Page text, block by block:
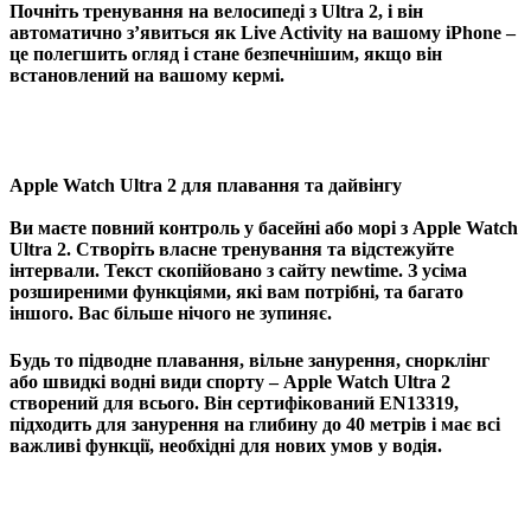
Почніть тренування на велосипеді з Ultra 2, і він
автоматично з’явиться як Live Activity на вашому iPhone –
це полегшить огляд і стане безпечнішим, якщо він
встановлений на вашому кермі.
Apple Watch Ultra 2 для плавання та дайвінгу
Ви маєте повний контроль у басейні або морі з Apple Watch
Ultra 2. Створіть власне тренування та відстежуйте
інтервали. Текст скопійовано з сайту newtime. З усіма
розширеними функціями, які вам потрібні, та багато
іншого. Вас більше нічого не зупиняє.
Будь то підводне плавання, вільне занурення, снорклінг
або швидкі водні види спорту – Apple Watch Ultra 2
створений для всього. Він сертифікований EN13319,
підходить для занурення на глибину до 40 метрів і має всі
важливі функції, необхідні для нових умов у водія.